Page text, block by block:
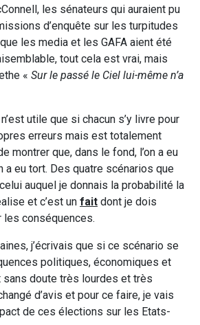
les sénateurs qui auraient pu
d’enquête sur les turpitudes
les media et les GAFA aient été
tout cela est vrai, mais
« Sur le passé le Ciel lui-même n’a
utile que si chacun s’y livre pour
erreurs mais est totalement
montrer que, dans le fond, l’on a eu
a eu tort. Des quatre scénarios que
auquel je donnais la probabilité la
et c’est un fait dont je dois
les conséquences.
j’écrivais que si ce scénario se
politiques, économiques et
doute très lourdes et très
d’avis et pour ce faire, je vais
de ces élections sur les Etats-